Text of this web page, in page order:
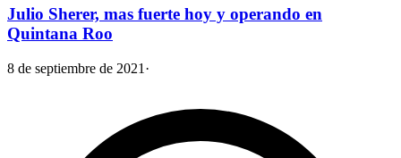
Julio Sherer, mas fuerte hoy y operando en
Quintana Roo
8 de septiembre de 2021 ·